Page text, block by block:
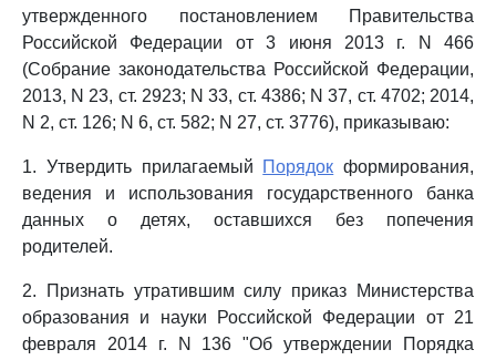
утвержденного постановлением Правительства
Российской Федерации от 3 июня 2013 г. N 466
(Собрание законодательства Российской Федерации,
2013, N 23, ст. 2923; N 33, ст. 4386; N 37, ст. 4702; 2014,
N 2, ст. 126; N 6, ст. 582; N 27, ст. 3776), приказываю:
1. Утвердить прилагаемый Порядок формирования,
ведения и использования государственного банка
данных о детях, оставшихся без попечения
родителей.
2. Признать утратившим силу приказ Министерства
образования и науки Российской Федерации от 21
февраля 2014 г. N 136 "Об утверждении Порядка